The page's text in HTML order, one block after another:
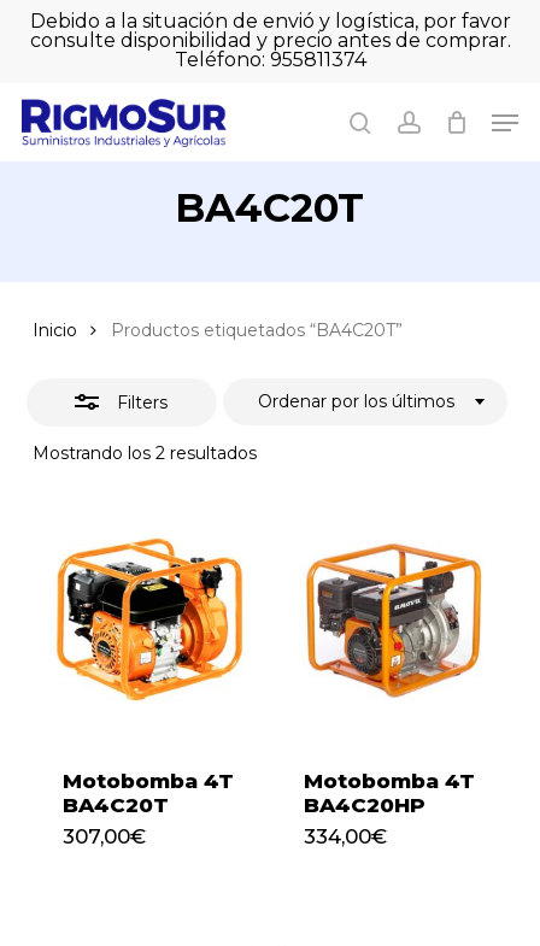
SkipDebido a la situación de envió y logística, por favor
consulte disponibilidad y precio antes de comprar.
Teléfono: 955811374
searchaccount
Cart Close
BA4C20T
Inicio Productos etiquetados “BA4C20T”
Filters
Mostrando los 2 resultadosOrdenado
Ordenar por los últimos
Close
Motobomba 4T
BA4C20T
307,00€
307,00
Motobomba 4T
BA4C20HP
334,00€
334,00